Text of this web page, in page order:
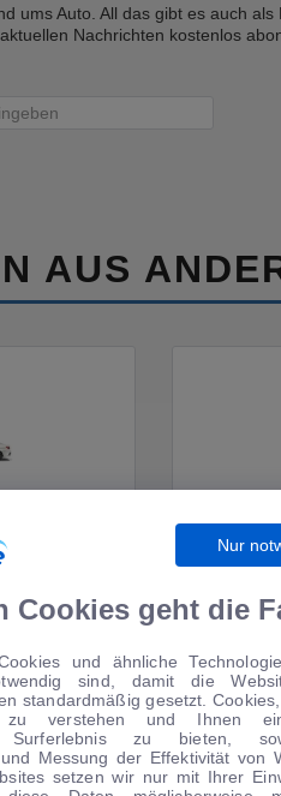
ums Auto. All das gibt es auch
Nachrichten kostenlos
AUS
Nur
Cookies geht die
und ähnliche
sind, damit die
standardmäßig gesetzt.
zu verstehen und Ihnen
Surferlebnis zu bieten,
Messung der Effektivität von
setzen wir nur mit Ihrer